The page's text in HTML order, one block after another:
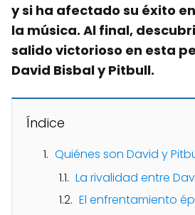
y si ha afectado su éxito
la música. Al final,
salido victorioso en esta
David BisbalyPitbull.
Índice
Quiénes son David y
La rivalidad entre
El enfrentamiento